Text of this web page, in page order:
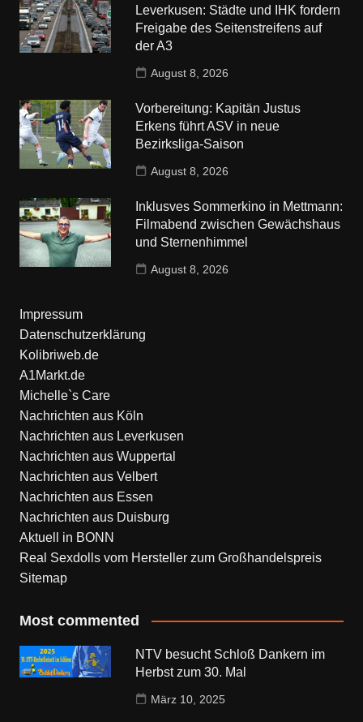
Leverkusen: Städte und IHK fordern
Freigabe des Seitenstreifens auf
der A3
August 8, 2026
Vorbereitung: Kapitän Justus
Erkens führt ASV in neue
Bezirksliga-Saison
August 8, 2026
Inklusves Sommerkino in Mettmann:
Filmabend zwischen Gewächshaus
und Sternenhimmel
August 8, 2026
Impressum
Datenschutzerklärung
Kolibriweb.de
A1Markt.de
Michelle`s Care
Nachrichten aus Köln
Nachrichten aus Leverkusen
Nachrichten aus Wuppertal
Nachrichten aus Velbert
Nachrichten aus Essen
Nachrichten aus Duisburg
Aktuell in BONN
Real Sexdolls vom Hersteller zum Großhandelspreis
Sitemap
Most commented
NTV besucht Schloß Dankern im
Herbst zum 30. Mal
März 10, 2025